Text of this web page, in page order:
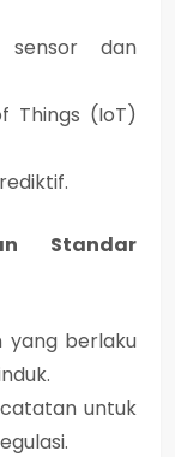
sensor dan
Things (IoT)
Standar
yang berlaku
untuk